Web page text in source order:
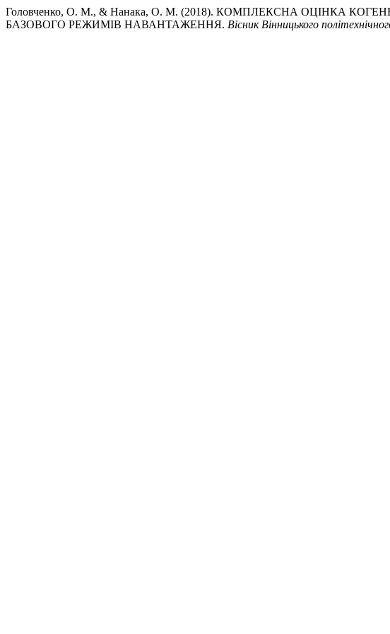
Головченко, О. М., & Нанака, О. М. (2018). КОМПЛЕКСНА ОЦІНКА
БАЗОВОГО РЕЖИМІВ НАВАНТАЖЕННЯ. Вісник Вінницького